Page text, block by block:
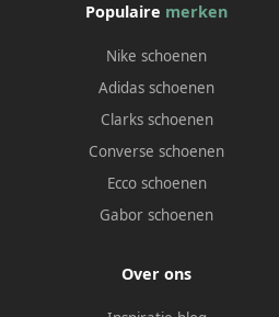
Populaire merken
Nike schoenen
Adidas schoenen
Clarks schoenen
Converse schoenen
Ecco schoenen
Gabor schoenen
Over ons